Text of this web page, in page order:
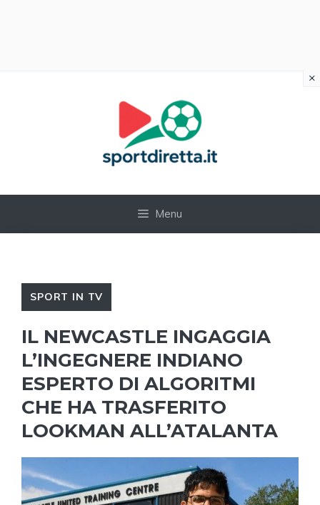
Menu
SPORT IN TV
IL NEWCASTLE INGAGGIA
L’INGEGNERE INDIANO
ESPERTO DI ALGORITMI
CHE HA TRASFERITO
LOOKMAN ALL’ATALANTA
×